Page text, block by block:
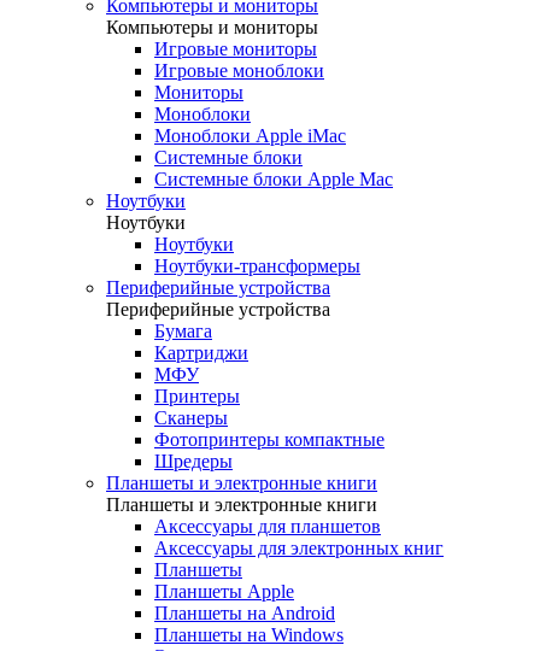
Компьютеры и мониторы
Компьютеры и мониторы
Игровые мониторы
Игровые моноблоки
Мониторы
Моноблоки
Моноблоки Apple iMac
Системные блоки
Системные блоки Apple Mac
Ноутбуки
Ноутбуки
Ноутбуки
Ноутбуки-трансформеры
Периферийные устройства
Периферийные устройства
Бумага
Картриджи
МФУ
Принтеры
Сканеры
Фотопринтеры компактные
Шредеры
Планшеты и электронные книги
Планшеты и электронные книги
Аксессуары для планшетов
Аксессуары для электронных книг
Планшеты
Планшеты Apple
Планшеты на Android
Планшеты на Windows